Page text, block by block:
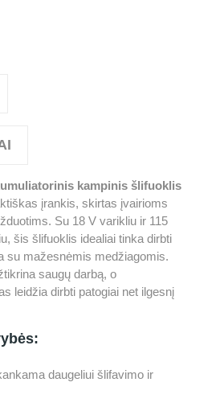
kampinis šlifuoklis
įrankis, skirtas įvairioms
Su 18 V varikliu ir 115
šis šlifuoklis idealiai tinka dirbti
su mažesnėmis medžiagomis.
saugų darbą, o
leidžia dirbti patogiai net ilgesnį
daugeliui šlifavimo ir